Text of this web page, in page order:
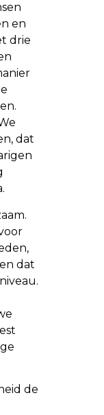
en
drie
dat
dat
de